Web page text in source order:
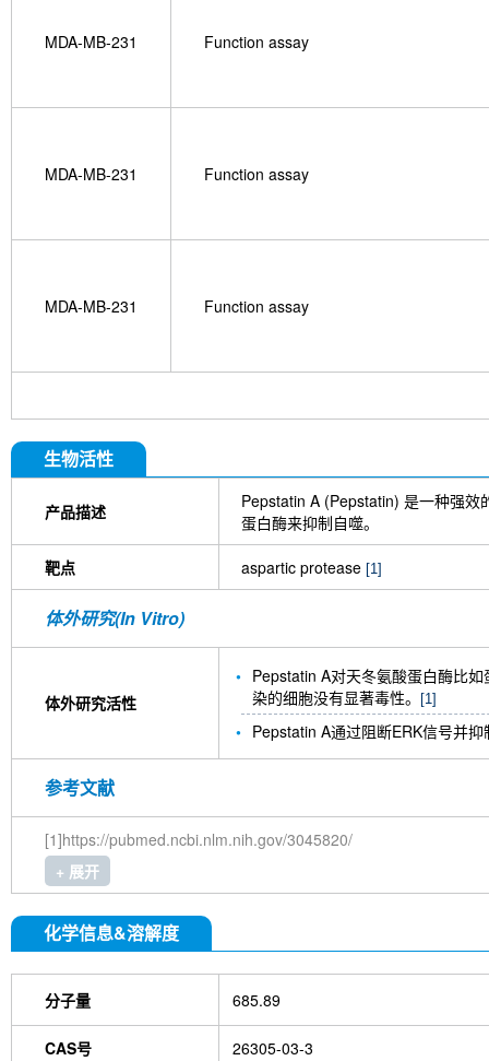
MDA-MB-231 Function assay
MDA-MB-231 Function assay
MDA-MB-231 Function assay
生物活性
产品描述
Pepstatin A (Pepstatin) 是一种强效
蛋白酶来抑制自噬。
靶点 aspartic protease [1]
体外研究(In Vitro)
体外研究活性
Pepstatin A对天冬氨酸蛋白酶比
染的细胞没有显著毒性。
[1]
Pepstatin A通过阻断ERK信号并
参考文献
[1]https://pubmed.ncbi.nlm.nih.gov/3045820/
+ 展开
化学信息&溶解度
分子量 685.89
CAS号 26305-03-3